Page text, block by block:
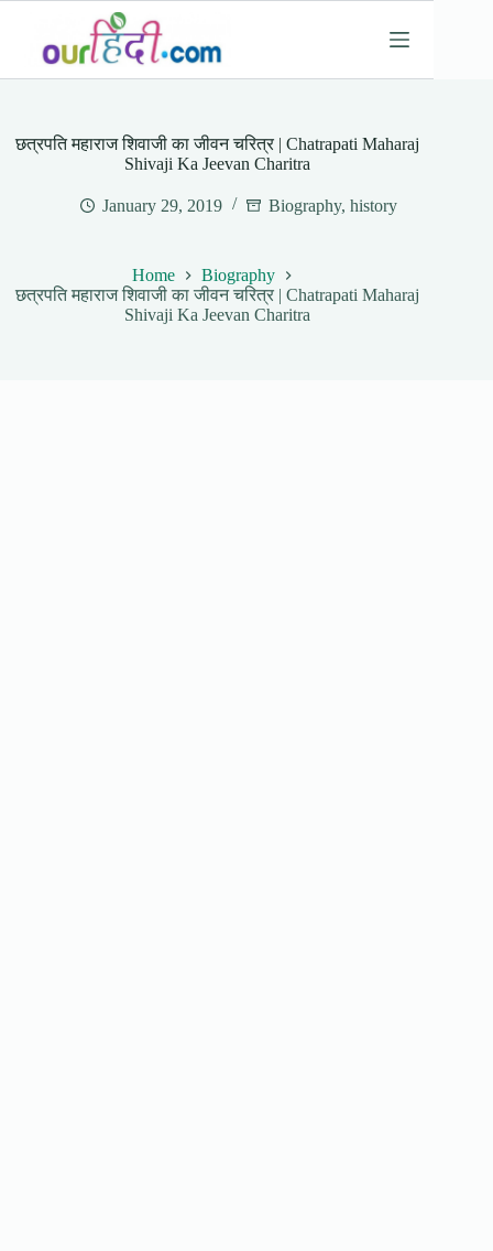
content
छत्रपति महाराज शिवाजी का जीवन चरित्र | Chatrapati Maharaj
Shivaji Ka Jeevan Charitra
January 29, 2019 Biography,history
Home
Biography
छत्रपति महाराज शिवाजी का जीवन चरित्र | Chatrapati Maharaj
Shivaji Ka Jeevan Charitra